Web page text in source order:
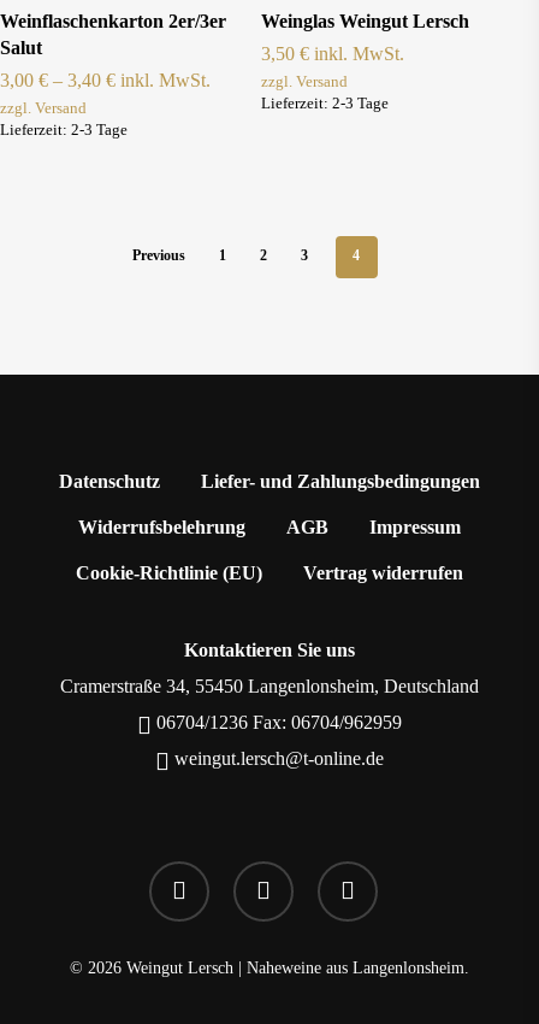
Ausführung Wählen
Produkt
weist
mehrere
Weinflaschenkarton 2er/3er
Salut
3,00 € – 3,40 € inkl. MwSt.
zzgl. Versand
Lieferzeit: 2-3 Tage
Produkt Ansehen
Weinglas Weingut Lersch
3,50 € inkl. MwSt.
zzgl. Versand
Lieferzeit: 2-3 Tage
Previous 1 2 3 4
Datenschutz Liefer- und Zahlungsbedingungen
Widerrufsbelehrung AGB Impressum
Cookie-Richtlinie (EU) Vertrag widerrufen
Kontaktieren Sie uns
Cramerstraße 34, 55450 Langenlonsheim, Deutschland
06704/1236 Fax: 06704/962959
weingut.lersch@t-online.de
facebook
google-
plus
instagram
© 2026 Weingut Lersch | Naheweine aus Langenlonsheim.